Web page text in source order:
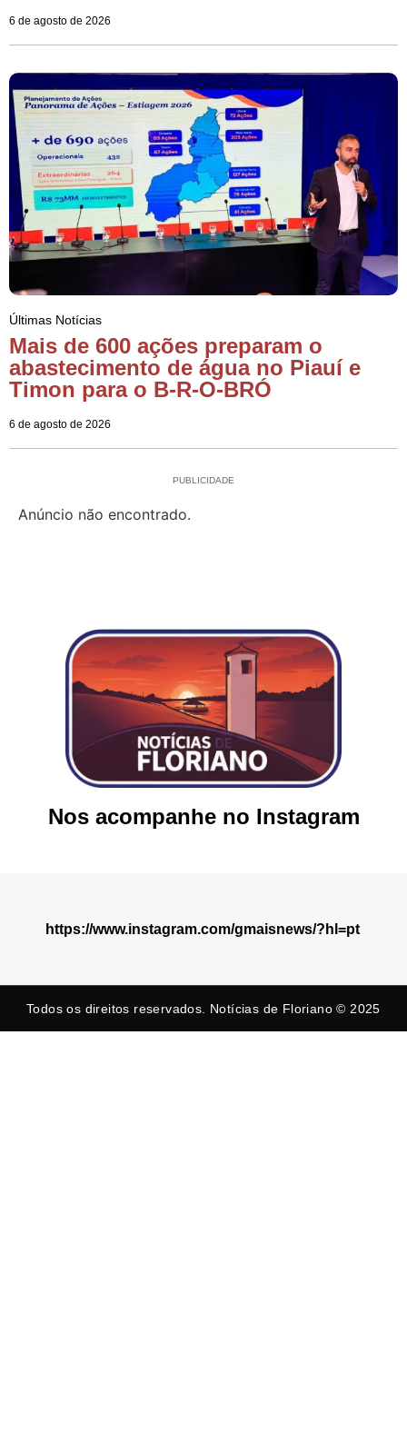
6 de agosto de 2026
Últimas Notícias
Mais de 600 ações preparam o
abastecimento de água no Piauí e
Timon para o B-R-O-BRÓ
6 de agosto de 2026
PUBLICIDADE
Anúncio não encontrado.
Nos acompanhe no Instagram
https://www.instagram.com/gmaisnews/?hl=pt
Todos os direitos reservados. Notícias de Floriano © 2025